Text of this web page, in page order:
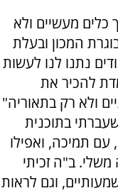
כלים מעשיים ולא
המכון ובעלת
נתנו לנו לעשות
להכיר את
ולא רק בתאוריה"
בתוכנית
עם תמיכה, ואפילו
משלי. ב"ה זכיתי
וגם לראות